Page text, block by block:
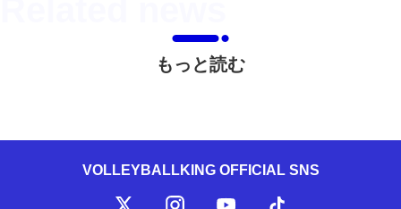
もっと読む
VOLLEYBALLKING OFFICIAL SNS